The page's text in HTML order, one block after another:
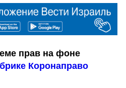
прав на фоне
Коронаправо